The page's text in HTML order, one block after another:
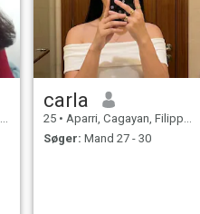
carla
25 • Aparri, Cagayan, Filippinerne
Søger: Mand 27 - 30